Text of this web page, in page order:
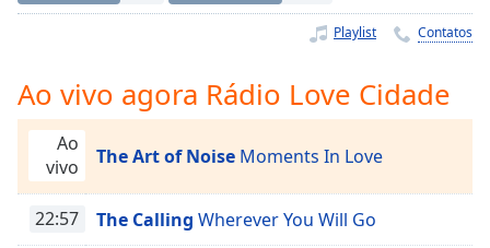
Remaining
1x
Playback
Chapters
Playlist Contatos
Ao vivo agora Rádio Love Cidade
Ao
vivo
The Art of Noise Moments In Love
22:57 The Calling Wherever You Will Go